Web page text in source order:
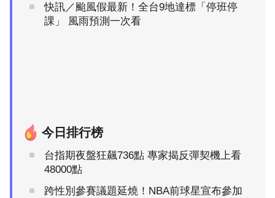
快訊／颱風假最新！全台9地達標「停班停
課」 風雨預測一次看
今日排行榜
台指期夜盤狂飆736點 專家揭反彈契機上看
48000點
跨性別參賽議題延燒！NBA前球星宣布參加